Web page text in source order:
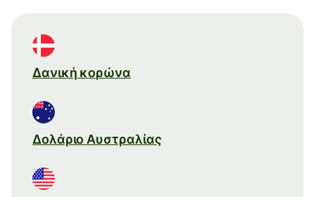
Δανική κορώνα
Δολάριο Αυστραλίας